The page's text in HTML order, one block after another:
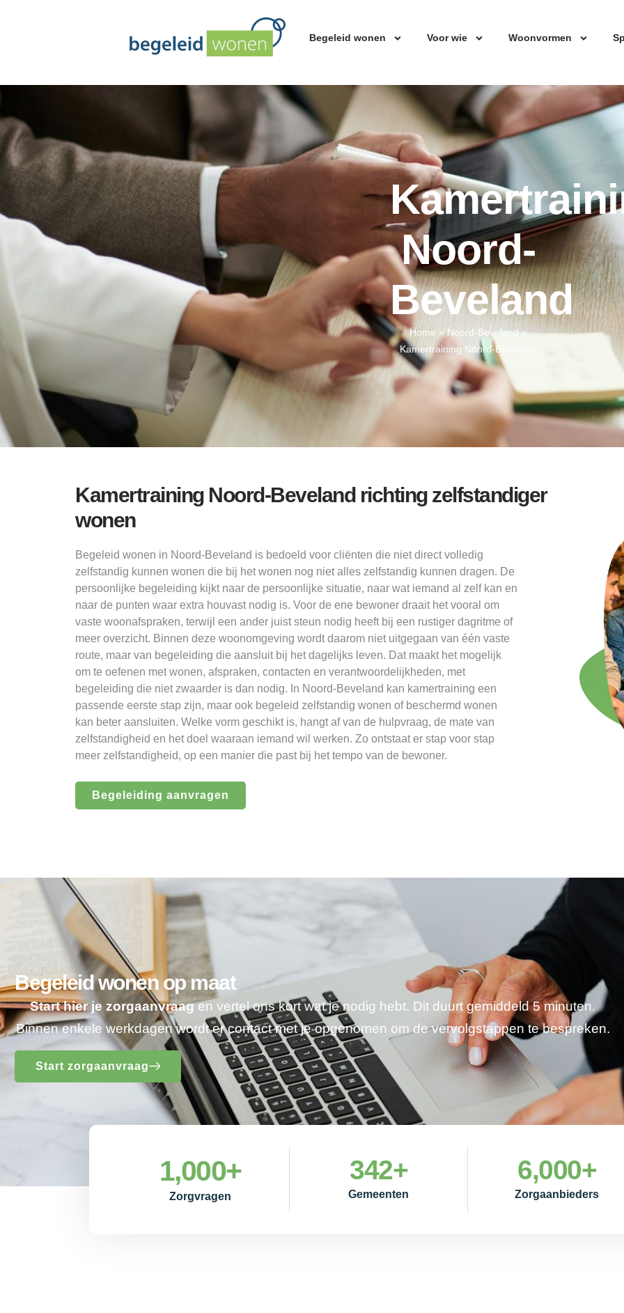
Begeleid wonen Voor wie Woonvormen
Noord-
Beveland
Home » Noord-Beveland»
Kamertraining Noord-Beveland
Kamertraining Noord-Beveland richting zelfstandiger
wonen
Begeleid wonen in Noord-Beveland is bedoeld voor cliënten die niet direct volledig
zelfstandig kunnen wonen die bij het wonen nog niet alles zelfstandig kunnen dragen. De
persoonlijke begeleiding kijkt naar de persoonlijke situatie, naar wat iemand al zelf kan en
naar de punten waar extra houvast nodig is. Voor de ene bewoner draait het vooral om
vaste woonafspraken, terwijl een ander juist steun nodig heeft bij een rustiger dagritme of
meer overzicht. Binnen deze woonomgeving wordt daarom niet uitgegaan van één vaste
route, maar van begeleiding die aansluit bij het dagelijks leven. Dat maakt het mogelijk
om te oefenen met wonen, afspraken, contacten en verantwoordelijkheden, met
begeleiding die niet zwaarder is dan nodig. In Noord-Beveland kan kamertraining een
passende eerste stap zijn, maar ook begeleid zelfstandig wonen of beschermd wonen
kan beter aansluiten. Welke vorm geschikt is, hangt af van de hulpvraag, de mate van
zelfstandigheid en het doel waaraan iemand wil werken. Zo ontstaat er stap voor stap
meer zelfstandigheid, op een manier die past bij het tempo van de bewoner.
Begeleiding aanvragen
Begeleid wonen op maat
Start hier je zorgaanvraagen vertel ons kort wat je nodig hebt. Dit duurt gemiddeld 5 minuten.
Binnen enkele werkdagen wordt er contact met je opgenomen om de vervolgstappen te bespreken.
Start zorgaanvraag
Zorgvragen
1,000+
Gemeenten
342+
Zorgaanbieders
6,000+